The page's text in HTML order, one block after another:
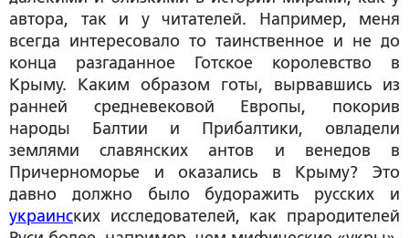
автора, так и у читателей. Например, меня
всегда интересовало то таинственное и не до
конца разгаданное Готское королевство в
Крыму. Каким образом готы, вырвавшись из
ранней средневековой Европы, покорив
народы Балтии и Прибалтики, овладели
землями славянских антов и венедов в
Причерноморье и оказались в Крыму? Это
давно должно было будоражить русских и
украинских исследователей, как прародителей